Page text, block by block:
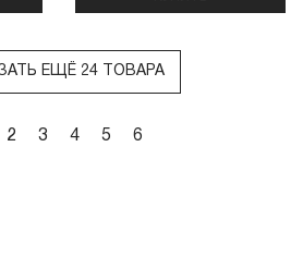
ЕЩЁ 24 ТОВАРА
2 3 4 5 6